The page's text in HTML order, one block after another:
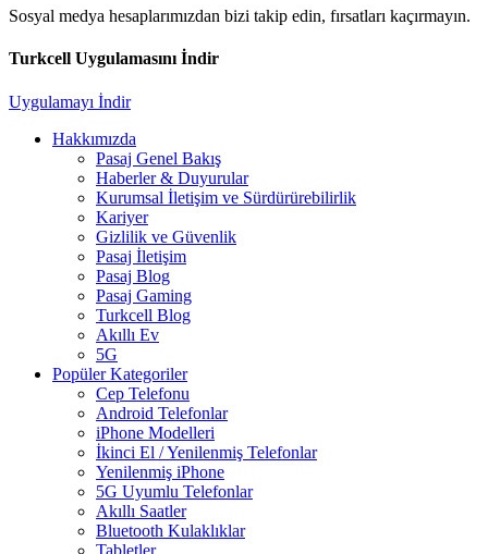
Sosyal medya hesaplarımızdan bizi takip edin, fırsatları kaçırmayın.
Turkcell Uygulamasını İndir
Uygulamayı İndir
Hakkımızda
Pasaj Genel Bakış
Haberler & Duyurular
Kurumsal İletişim ve Sürdürürebilirlik
Kariyer
Gizlilik ve Güvenlik
Pasaj İletişim
Pasaj Blog
Pasaj Gaming
Turkcell Blog
Akıllı Ev
5G
Popüler Kategoriler
Cep Telefonu
Android Telefonlar
iPhone Modelleri
İkinci El / Yenilenmiş Telefonlar
Yenilenmiş iPhone
5G Uyumlu Telefonlar
Akıllı Saatler
Bluetooth Kulaklıklar
Tabletler